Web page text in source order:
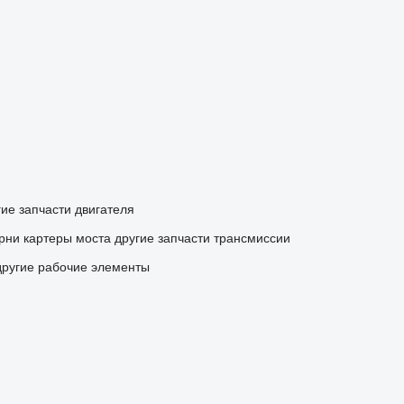
запчасти двигателя
картеры моста другие запчасти трансмиссии
рабочие элементы